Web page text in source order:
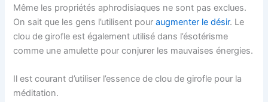
Même les propriétés aphrodisiaques ne sont pas exclues.
On sait que les gens l’utilisent pouraugmenter le désir. Le
clou de girofle est également utilisé dans l’ésotérisme
comme une amulette pour conjurer les mauvaises énergies.
Il est courant d’utiliser l’essence de clou de girofle pour la
méditation.